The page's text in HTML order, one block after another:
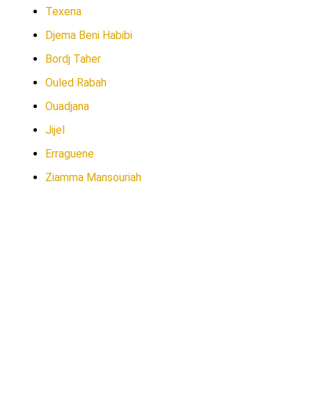
Texena
Djema Beni Habibi
Bordj Taher
Ouled Rabah
Ouadjana
Jijel
Erraguene
Ziamma Mansouriah